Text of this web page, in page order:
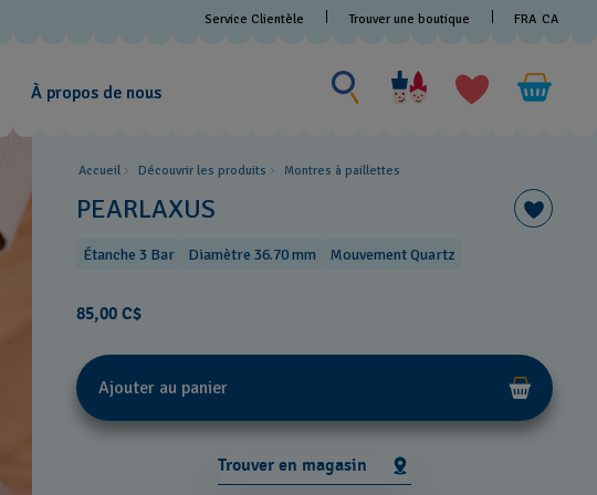
Service Clientèle Trouver une boutique FRA CA
À propos de nous
Rechercher
un
produit
Accueil Découvrir les produits Montres à paillettes
PEARLAXUS
Étanche 3 Bar Diamètre 36.70 mm Mouvement Quartz
85,00 C$
Ajouter au panier
Trouver en magasin